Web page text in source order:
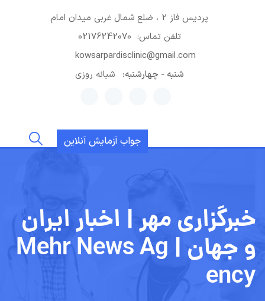
پردیس فاز 2 ، ضلع شمال غربی میدان امام
تلفن تماس: 02176242070
kowsarpardisclinic@gmail.com
شنبه - چهارشنبه:
شبانه روزی
جواب آزمایش آنلاین
خبرگزاری مهر | اخبار ایران
و جهان | Mehr News Ag
Ency